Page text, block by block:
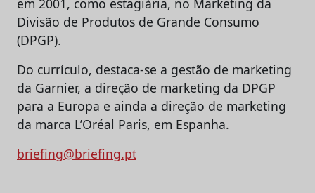
Divisão de Produtos de Grande Consumo
(DPGP).
Do currículo, destaca-se a gestão de marketing
da Garnier, a direção de marketing da DPGP
para a Europa e ainda a direção de marketing
da marca L’Oréal Paris, em Espanha.
briefing@briefing.pt